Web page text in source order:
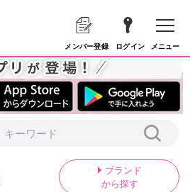
メンバー登録 ログイン メニュー
ブランド
から探す